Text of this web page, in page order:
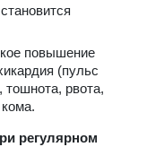
повышение
(пульс
тошнота, рвота,
регулярном